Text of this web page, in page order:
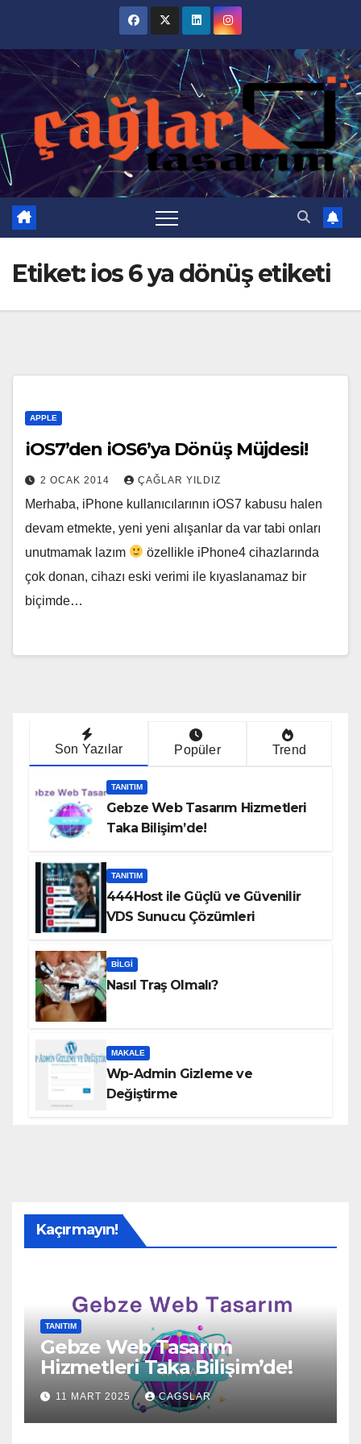
content
Etiket: ios 6 ya dönüş etiketi
APPLE
iOS7’den iOS6’ya Dönüş Müjdesi!
2 OCAK 2014 ÇAĞLAR YILDIZ
Merhaba, iPhone kullanıcılarının iOS7 kabusu halen
devam etmekte, yeni yeni alışanlar da var tabi onları
unutmamak lazım
özellikle iPhone4 cihazlarında
çok donan, cihazı eski verimi ile kıyaslanamaz bir
biçimde…
Son Yazılar Popüler Trend
TANITIM
Gebze Web Tasarım Hizmetleri
Taka Bilişim’de!
TANITIM
444Host ile Güçlü ve Güvenilir
VDS Sunucu Çözümleri
BILGI
Nasıl Traş Olmalı?
MAKALE
Wp-Admin Gizleme ve
Değiştirme
Kaçırmayın!
TANITIM
Gebze Web Tasarım
Hizmetleri Taka Bilişim’de!
11 MART 2025 CAGSLAR